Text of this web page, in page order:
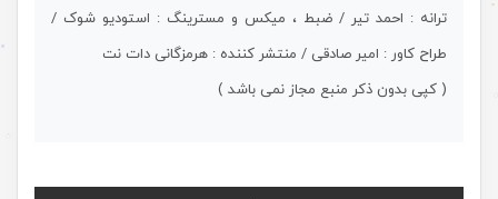
ترانه : احمد تیر / ضبط ، میکس و مسترینگ : استودیو شوک /
طراح کاور : امیر صادقی / منتشر کننده : هرمزگانی دات نت
( کپی بدون ذکر منبع مجاز نمی باشد )